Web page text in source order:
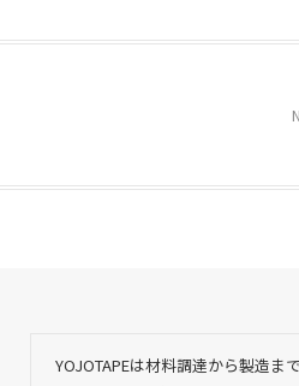
YOJOTAPEは材料調達から製造まで